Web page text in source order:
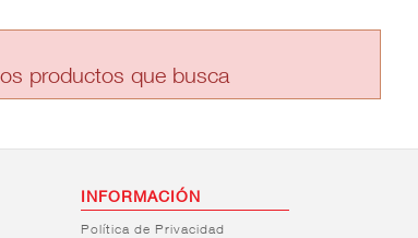
productos que busca
INFORMACIÓN
Política de Privacidad